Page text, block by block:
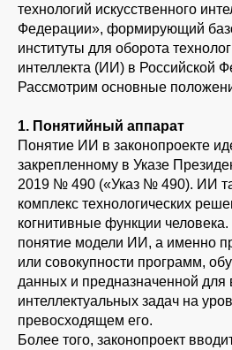
технологий искусственного
Федерации», формирующий
институты для оборота
интеллекта (ИИ) в Российской
Рассмотрим основные
1. Понятийный аппарат
Понятие ИИ в законопроекте
закрепленному в Указе
2019 № 490 («Указ № 490). ИИ
комплекс технологических
когнитивные функции
понятие модели ИИ, а именно
или совокупности программ,
данных и предназначенной для
интеллектуальных задач на
превосходящем его.
Более того, законопроект